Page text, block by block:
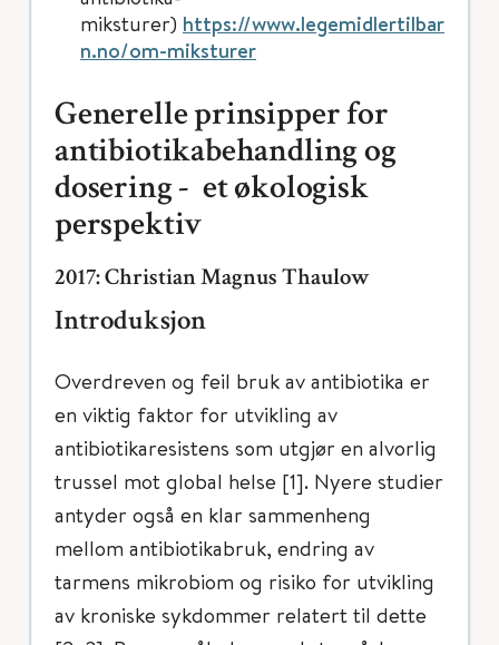
miksturer) https://www.legemidlertilbar
n.no/om-miksturer
Generelle prinsipper for
antibiotikabehandling og
dosering - et økologisk
perspektiv
2017: Christian Magnus Thaulow
Introduksjon
Overdreven og feil bruk av antibiotika er
en viktig faktor for utvikling av
antibiotikaresistens som utgjør en alvorlig
trussel mot global helse [1]. Nyere studier
antyder også en klar sammenheng
mellom antibiotikabruk, endring av
tarmens mikrobiom og risiko for utvikling
av kroniske sykdommer relatert til dette